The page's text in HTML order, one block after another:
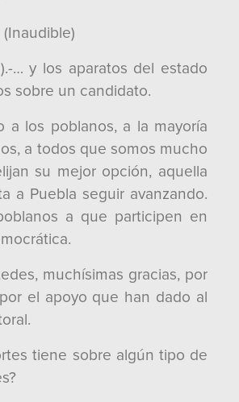
(Inaudible)
… y los aparatos del estado
sobre un candidato.
a los poblanos, a la mayoría
a todos que somos mucho
su mejor opción, aquella
a Puebla seguir avanzando.
a que participen en
muchísimas gracias, por
el apoyo que han dado al
tiene sobre algún tipo de